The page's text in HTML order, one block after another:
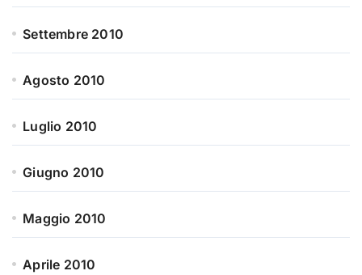
Settembre 2010
Agosto 2010
Luglio 2010
Giugno 2010
Maggio 2010
Aprile 2010